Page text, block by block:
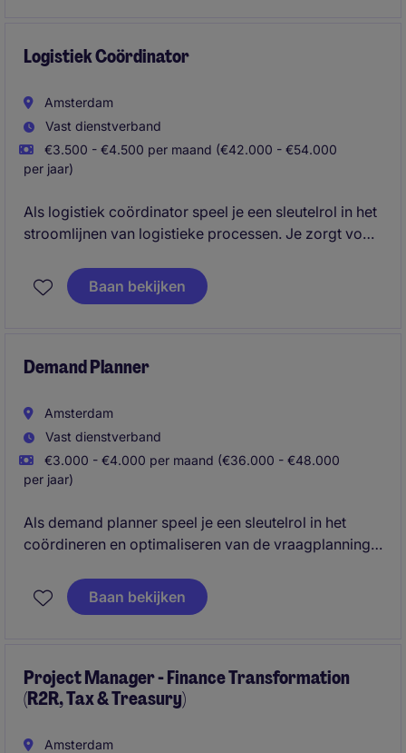
Logistiek Coördinator
Amsterdam
Vast dienstverband
€3.500 - €4.500 per maand (€42.000 - €54.000
per jaar)
Als logistiek coördinator speel je een sleutelrol in het
stroomlijnen van logistieke processen. Je zorgt voor
een soepel lopende supply chain.
Baan bekijken
Demand Planner
Amsterdam
Vast dienstverband
€3.000 - €4.000 per maand (€36.000 - €48.000
per jaar)
Als demand planner speel je een sleutelrol in het
coördineren en optimaliseren van de vraagplanning.
klanten tijdig worden bediend.
Baan bekijken
Project Manager - Finance Transformation
(R2R, Tax & Treasury)
Amsterdam